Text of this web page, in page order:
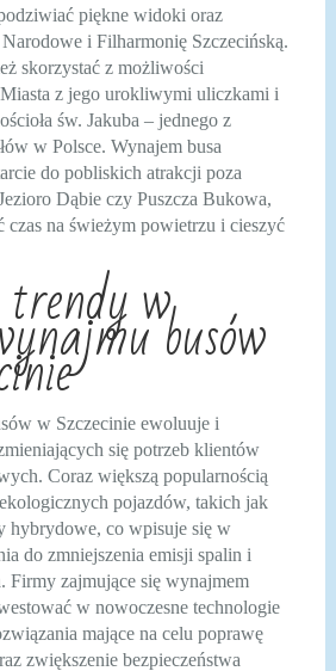
piękne widoki oraz
i Filharmonię Szczecińską.
skorzystać z możliwości
z jego urokliwymi uliczkami i
św. Jakuba – jednego z
w Polsce. Wynajem busa
do pobliskich atrakcji poza
Dąbie czy Puszcza Bukowa,
czas na świeżym powietrzu i cieszyć
w
busów
w Szczecinie ewoluuje i
się potrzeb klientów
Coraz większą popularnością
pojazdów, takich jak
hybrydowe, co wpisuje się w
do zmniejszenia emisji spalin i
Firmy zajmujące się wynajmem
w nowoczesne technologie
mające na celu poprawę
zwiększenie bezpieczeństwa